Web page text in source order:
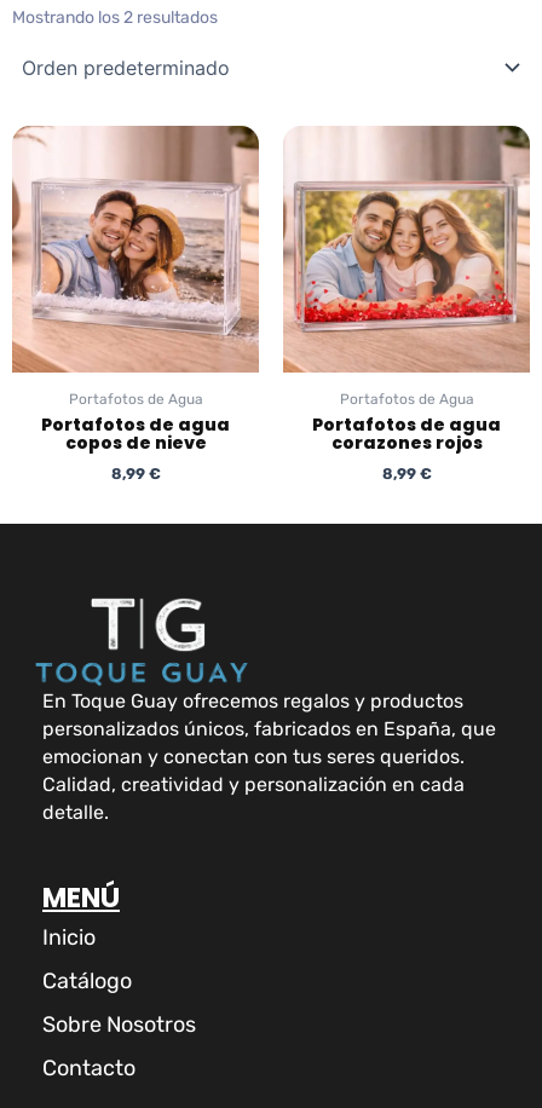
Mostrando los 2 resultados
Portafotos de Agua
Portafotos de agua
copos de nieve
8,99 €
Portafotos de Agua
Portafotos de agua
corazones rojos
8,99 €
En Toque Guay ofrecemos regalos y productos
personalizados únicos, fabricados en España, que
emocionan y conectan con tus seres queridos.
Calidad, creatividad y personalización en cada
detalle.
MENÚ
Inicio
Catálogo
Sobre Nosotros
Contacto